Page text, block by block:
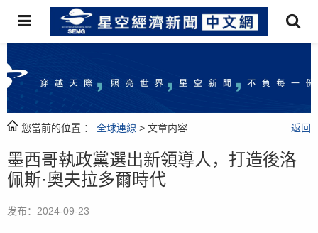
您當前的位置 ： 全球連線 > 文章内容 返回
墨西哥執政黨選出新領導人，打造後洛
佩斯·奧夫拉多爾時代
发布：2024-09-23